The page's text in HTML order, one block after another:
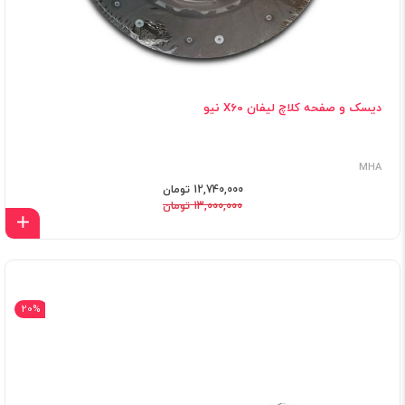
دیسک و صفحه کلاچ لیفان X60 نیو
MHA
12,740,000 تومان
13,000,000 تومان
20%